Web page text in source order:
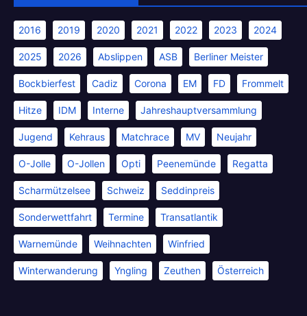
2016 2019 2020 2021 2022 2023 2024
2025 2026 Abslippen ASB Berliner Meister
Bockbierfest Cadiz Corona EM FD Frommelt
Hitze IDM Interne Jahreshauptversammlung
Jugend Kehraus Matchrace MV Neujahr
O-Jolle O-Jollen Opti Peenemünde Regatta
Scharmützelsee Schweiz Seddinpreis
Sonderwettfahrt Termine Transatlantik
Warnemünde Weihnachten Winfried
Winterwanderung Yngling Zeuthen Österreich